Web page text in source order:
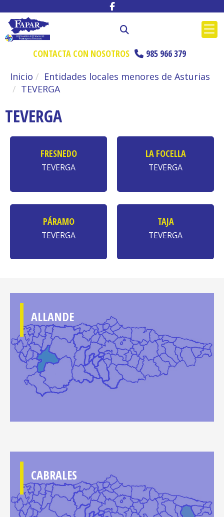
CONTACTA CON NOSOTROS
985 966 379
Inicio
Entidades locales menores de Asturias
TEVERGA
TEVERGA
FRESNEDO
TEVERGA
LA FOCELLA
TEVERGA
PÁRAMO
TEVERGA
TAJA
TEVERGA
ALLANDE
CABRALES